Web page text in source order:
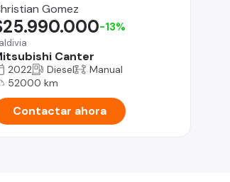
Gomez
Canter
-13%
2022 Diesel
Manual
52000 km
Contactar ahora